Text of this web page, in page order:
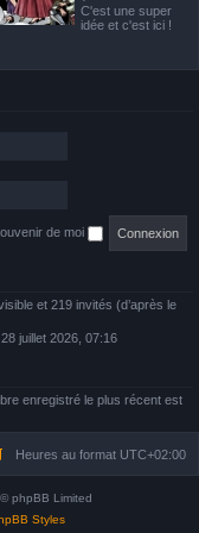
C'est une super
idée et c'est ici !
de moi
et 219 invités (d’après le
28 juillet 2026, 07:16
enregistré le plus récent est
Heures au format UTC+02:00
phpBB Limited
Styles